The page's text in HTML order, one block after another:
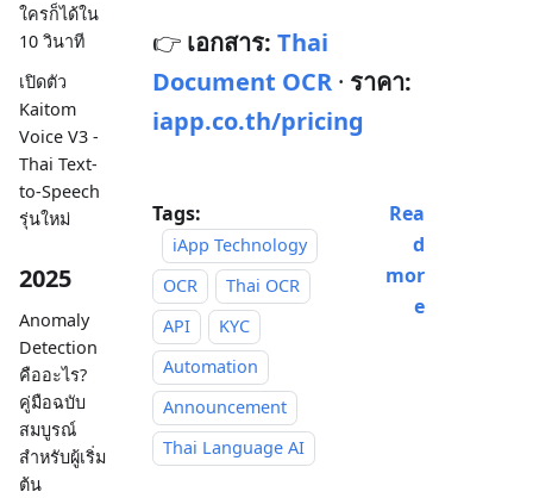
ใครก็ได้ใน
10 วินาที
เปิดตัว
Kaitom
Voice V3 -
Thai Text-
to-Speech
รุ่นใหม่
2025
Anomaly
Detection
คืออะไร?
คู่มือฉบับ
สมบูรณ์
สำหรับผู้เริ่ม
ต้น
👉 เอกสาร: Thai
Document OCR · ราคา:
iapp.co.th/pricing
Tags:
iApp Technology
OCR
Thai OCR
API
KYC
Automation
Announcement
Thai Language AI
Rea
d
mor
e